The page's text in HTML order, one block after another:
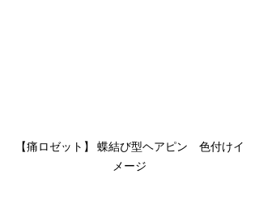
【痛ロゼット】 蝶結び型ヘアピン　色付けイ
メージ